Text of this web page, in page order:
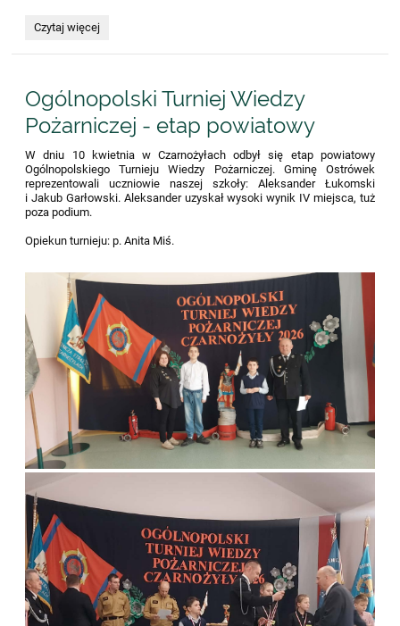
Ogólnopolskiego
Bezpieczeństwa
Drogowym:
Czytaj więcej
Ogólnopolski Turniej Wiedzy
Pożarniczej - etap powiatowy
W dniu 10 kwietnia w Czarnożyłach odbył się etap powiatowy
Ogólnopolskiego Turnieju Wiedzy Pożarniczej. Gminę Ostrówek
reprezentowali uczniowie naszej szkoły: Aleksander Łukomski
i Jakub Garłowski. Aleksander uzyskał wysoki wynik IV miejsca, tuż
poza podium.
Opiekun turnieju: p. Anita Miś.